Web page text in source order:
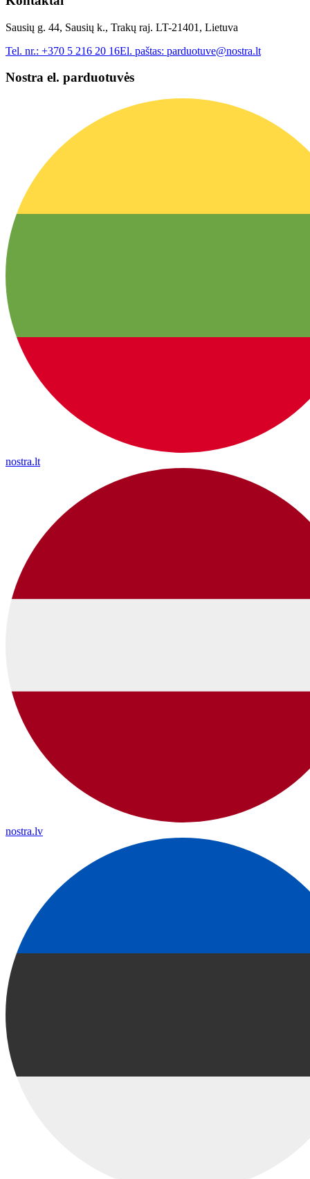
Sausių g. 44, Sausių k., Trakų raj. LT-21401, Lietuva
Tel. nr.: +370 5 216 20 16El. paštas: parduotuve@nostra.lt
Nostra el. parduotuvės
nostra.lt
nostra.lv